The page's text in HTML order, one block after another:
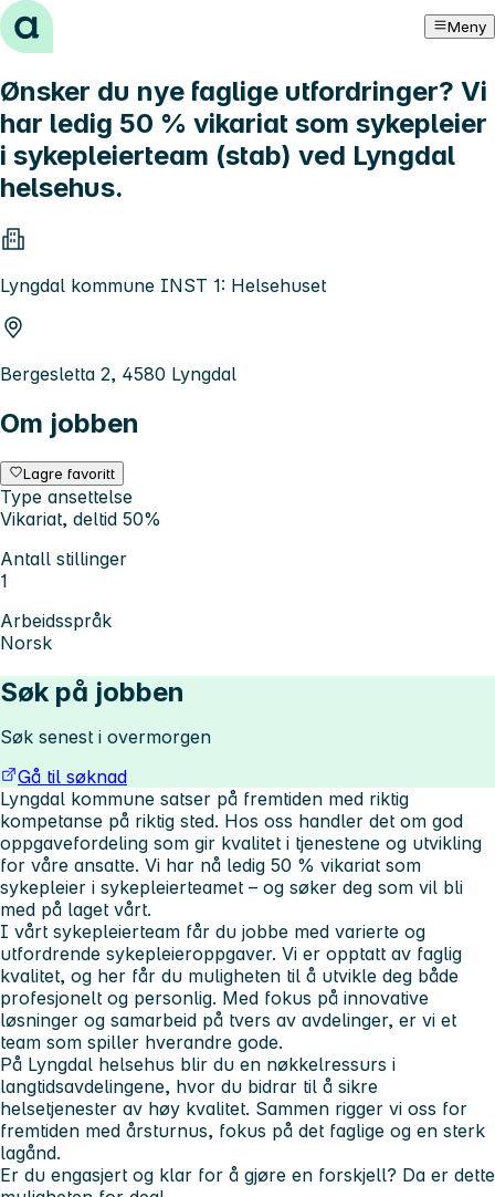
Hopp til innhold Meny
Ønsker du nye faglige utfordringer? Vi
har ledig 50 % vikariat som sykepleier
i sykepleierteam (stab) ved Lyngdal
helsehus.
Lyngdal kommune INST 1: Helsehuset
Bergesletta 2, 4580 Lyngdal
Om jobben
Lagre favoritt
Type ansettelse
Vikariat, deltid 50%
Antall stillinger
1
Arbeidsspråk
Norsk
Søk på jobben
Søk senest i overmorgen
Gå til søknad
Lyngdal kommune satser på fremtiden med riktig
kompetanse på riktig sted. Hos oss handler det om god
oppgavefordeling som gir kvalitet i tjenestene og utvikling
for våre ansatte. Vi har nå ledig 50 % vikariat som
sykepleier i sykepleierteamet – og søker deg som vil bli
med på laget vårt.
I vårt sykepleierteam får du jobbe med varierte og
utfordrende sykepleieroppgaver. Vi er opptatt av faglig
kvalitet, og her får du muligheten til å utvikle deg både
profesjonelt og personlig. Med fokus på innovative
løsninger og samarbeid på tvers av avdelinger, er vi et
team som spiller hverandre gode.
På Lyngdal helsehus blir du en nøkkelressurs i
langtidsavdelingene, hvor du bidrar til å sikre
helsetjenester av høy kvalitet. Sammen rigger vi oss for
fremtiden med årsturnus, fokus på det faglige og en sterk
lagånd.
Er du engasjert og klar for å gjøre en forskjell? Da er dette